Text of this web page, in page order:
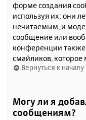
форме создания
используя их: они
нечитаемым, и
сообщение или
конференции также
смайликов,
Вернуться к началу
Могу ли я
сообщениям?